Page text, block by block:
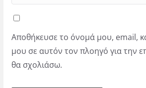
Αποθήκευσε το όνομά μου, email,
μου σε αυτόν τον πλοηγό για την
θα σχολιάσω.